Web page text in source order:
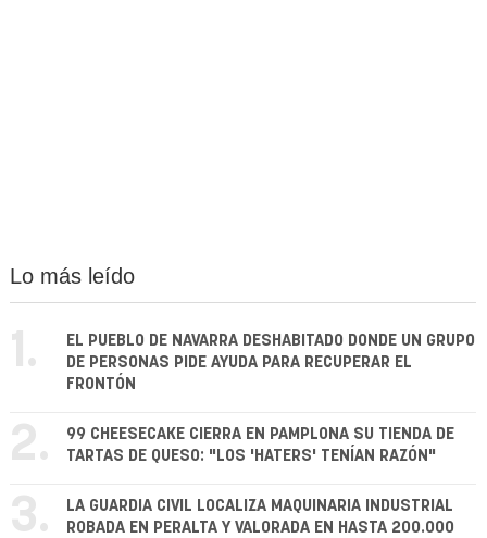
Lo más leído
1.
EL PUEBLO DE NAVARRA DESHABITADO DONDE UN GRUPO
DE PERSONAS PIDE AYUDA PARA RECUPERAR EL
FRONTÓN
2.
99 CHEESECAKE CIERRA EN PAMPLONA SU TIENDA DE
TARTAS DE QUESO: "LOS 'HATERS' TENÍAN RAZÓN"
3.
LA GUARDIA CIVIL LOCALIZA MAQUINARIA INDUSTRIAL
ROBADA EN PERALTA Y VALORADA EN HASTA 200.000